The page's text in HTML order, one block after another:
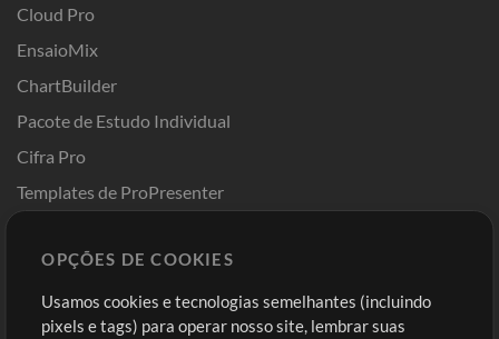
Cloud Pro
EnsaioMix
ChartBuilder
Pacote de Estudo Individual
Cifra Pro
Templates de ProPresenter
Comprar Créditos
Entre
OPÇÕES DE COOKIES
Usamos cookies e tecnologias semelhantes (incluindo
pixels e tags) para operar nosso site, lembrar suas